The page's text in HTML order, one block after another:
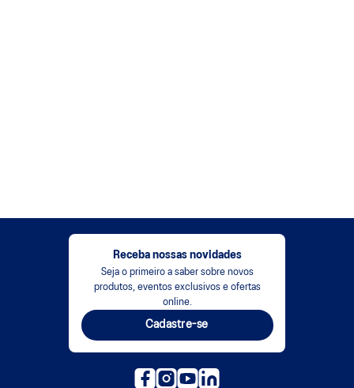
Receba nossas novidades
Seja o primeiro a saber sobre novos
produtos, eventos exclusivos e ofertas
online.
Cadastre-se